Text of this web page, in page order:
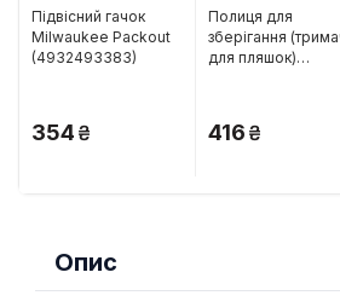
Підвісний гачок
Milwaukee Packout
(4932493383)
354
Полиця для
зберігання
для пляшок)
416
Опис